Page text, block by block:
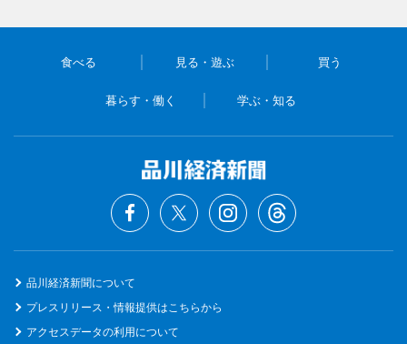
食べる 見る・遊ぶ 買う
暮らす・働く 学ぶ・知る
品川経済新聞について
プレスリリース・情報提供はこちらから
アクセスデータの利用について